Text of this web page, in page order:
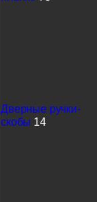
Дверные ручки-
скобы 14